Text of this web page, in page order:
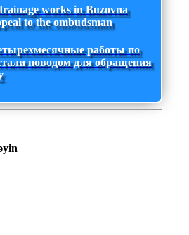
works in Buzovna
to the ombudsman
работы по
поводом для обращения